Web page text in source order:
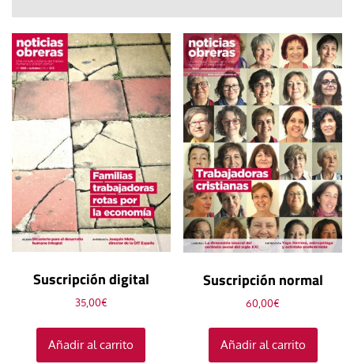
Suscripción digital
35,00€
Añadir al carrito
Suscripción normal
60,00€
Añadir al carrito